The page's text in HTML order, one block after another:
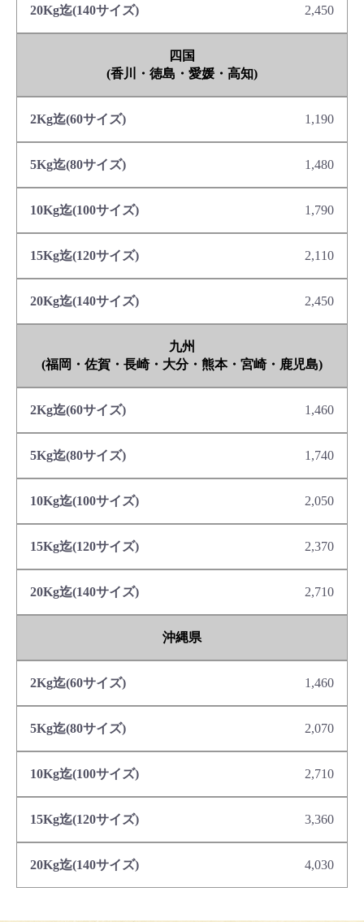
2,450
四国
(香川・徳島・愛媛・高知)
1,190
1,480
1,790
2,110
2,450
九州
(福岡・佐賀・長崎・大分・熊本・宮崎・鹿児島)
1,460
1,740
2,050
2,370
2,710
沖縄県
1,460
2,070
2,710
3,360
4,030